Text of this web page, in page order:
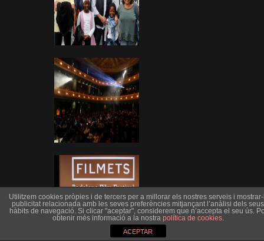
Utilitzem cookies pròpies i de tercers per a millorar els nostres serveis i
publicitat relacionada amb les seves preferències mitjançant l’anàlisi dels seus
hàbits de navegació. Si clicar "aceptar", considerem que n’accepta el seu ús.
obtenir més informació a la nostra política de cookies.
ACEPTAR